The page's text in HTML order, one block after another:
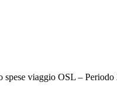
viaggio OSL –